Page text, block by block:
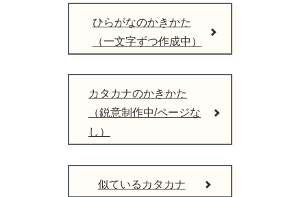
ひらがなのかきかた
（一文字ずつ作成中）
カタカナのかきかた
（鋭意制作中/ページな
し）
似ているカタカナ